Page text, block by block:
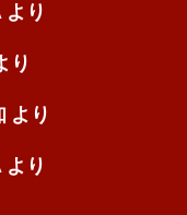
より
り
より
より